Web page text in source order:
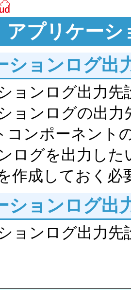
アプリケーシ
ションログ出
ョンログ出力
ョンログの出
コンポーネント
ログを出力し
作成しておく必
ションログ出
ョンログ出力